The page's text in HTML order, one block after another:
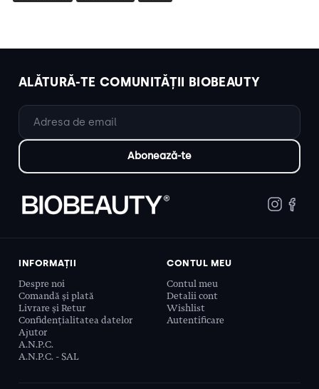
ALĂTURĂ-TE COMUNITĂȚII BIOBEAUTY
INFORMAȚII
Despre noi
Comandă și plată
Livrare și Retur
Confidențialitatea datelor
Ajutor
A.N.P.C.
A.N.P.C. - SAL
CONTUL MEU
Contul meu
Detalii cont
Wishlist
Autentificare